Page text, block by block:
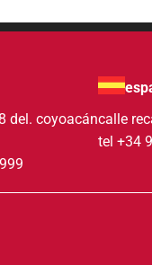
del. coyoacáncalle
tel +34